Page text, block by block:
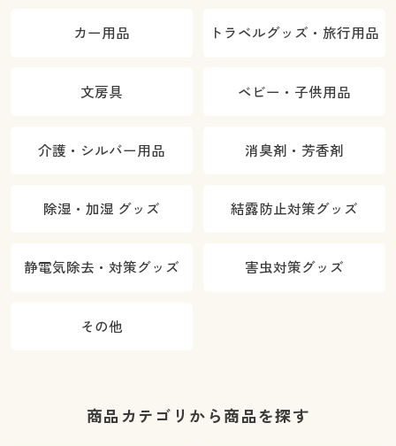
カー用品 トラベルグッズ・旅行用品
文房具 ベビー・子供用品
介護・シルバー用品 消臭剤・芳香剤
除湿・加湿 グッズ 結露防止対策グッズ
静電気除去・対策グッズ 害虫対策グッズ
その他
商品カテゴリから商品を探す